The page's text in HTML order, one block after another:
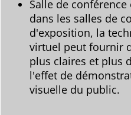
Salle de
dans les salles de
d'exposition, la
virtuel peut fournir
plus claires et plus
l'effet de
visuelle du public.